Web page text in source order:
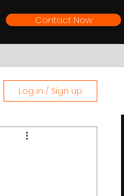
Contact Now
Log in / Sign up